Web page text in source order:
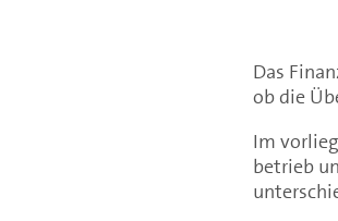
Das
ob die
Im
betrieb